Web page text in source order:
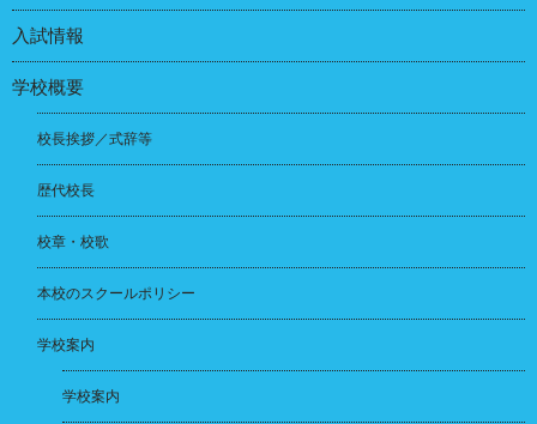
入試情報
学校概要
校長挨拶／式辞等
歴代校長
校章・校歌
本校のスクールポリシー
学校案内
学校案内